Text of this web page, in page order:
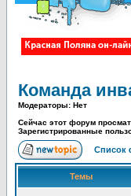
Команда
Модераторы: Нет
Сейчас этот форум
Зарегистрированные
Список
Темы